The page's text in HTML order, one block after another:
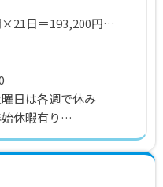
日＝193,200円
費支給いたします。
日は各週で休み
休暇有り